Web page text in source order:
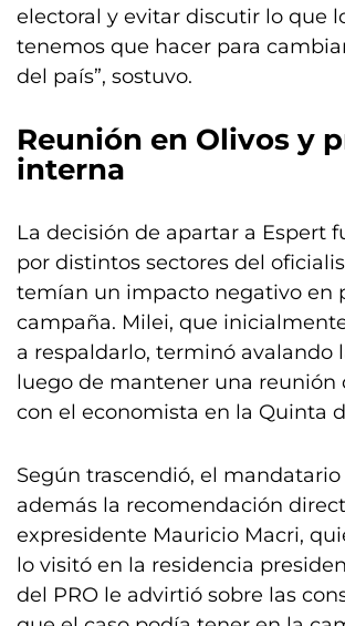
electoral y evitar discutir lo que
tenemos que hacer para
del país”, sostuvo.
Reunión en Olivos y
interna
La decisión de apartar a Espert
por distintos sectores del
temían un impacto negativo en
campaña. Milei, que
a respaldarlo, terminó avalando
luego de mantener una reunión
con el economista en la Quinta
Según trascendió, el
además la recomendación
expresidente Mauricio Macri,
lo visitó en la residencia
del PRO le advirtió sobre las